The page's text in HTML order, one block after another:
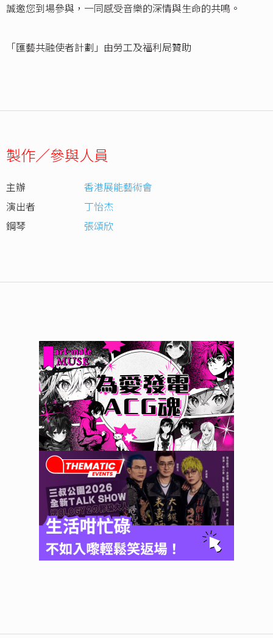
誠邀您到場參與，一同感受音樂的深情與生命的共鳴。
「匯藝共融使者計劃」由勞工及福利局贊助
製作／參與人員
主辦
香港展能藝術會
演出者
丁怡杰
鋼琴
張頌欣